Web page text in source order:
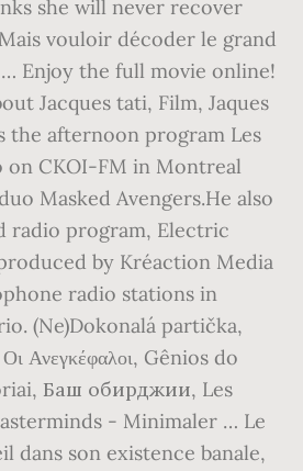
she will never recover
vouloir décoder le grand
Enjoy the full movie online!
Jacques tati, Film, Jaques
the afternoon program Les
on CKOI-FM in Montreal
Masked Avengers.He also
radio program, Electric
by Kréaction Media
radio stations in
(Ne)Dokonalá partička,
Ανεγκέφαλοι, Gênios do
Баш обирджии, Les
- Minimaler … Le
dans son existence banale,